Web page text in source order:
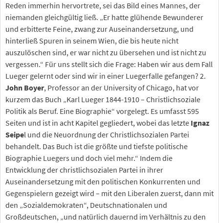
Reden immerhin hervortrete, sei das Bild eines Mannes, der
niemanden gleichgültig ließ. „Er hatte glühende Bewunderer
und erbitterte Feine, zwang zur Auseinandersetzung, und
hinterließ Spuren in seinem Wien, die bis heute nicht
auszulöschen sind, er war nicht zu übersehen und ist nicht zu
vergessen.“ Für uns stellt sich die Frage: Haben wir aus dem Fall
Lueger gelernt oder sind wir in einer Luegerfalle gefangen? 2.
John Boyer, Professor an der University of Chicago, hat vor
kurzem das Buch „Karl Lueger 1844-1910 – Christlichsoziale
Politik als Beruf. Eine Biographie“ vorgelegt. Es umfasst 595
Seiten und ist in acht Kapitel gegliedert, wobei das letzte Ignaz
Seipel und die Neuordnung der Christlichsozialen Partei
behandelt. Das Buch ist die größte und tiefste politische
Biographie Luegers und doch viel mehr.“ Indem die
Entwicklung der christlichsozialen Partei in ihrer
Auseinandersetzung mit den politischen Konkurrenten und
Gegenspielern gezeigt wird – mit den Liberalen zuerst, dann mit
den „Sozialdemokraten“, Deutschnationalen und
Großdeutschen, „und natürlich dauernd im Verhältnis zu den